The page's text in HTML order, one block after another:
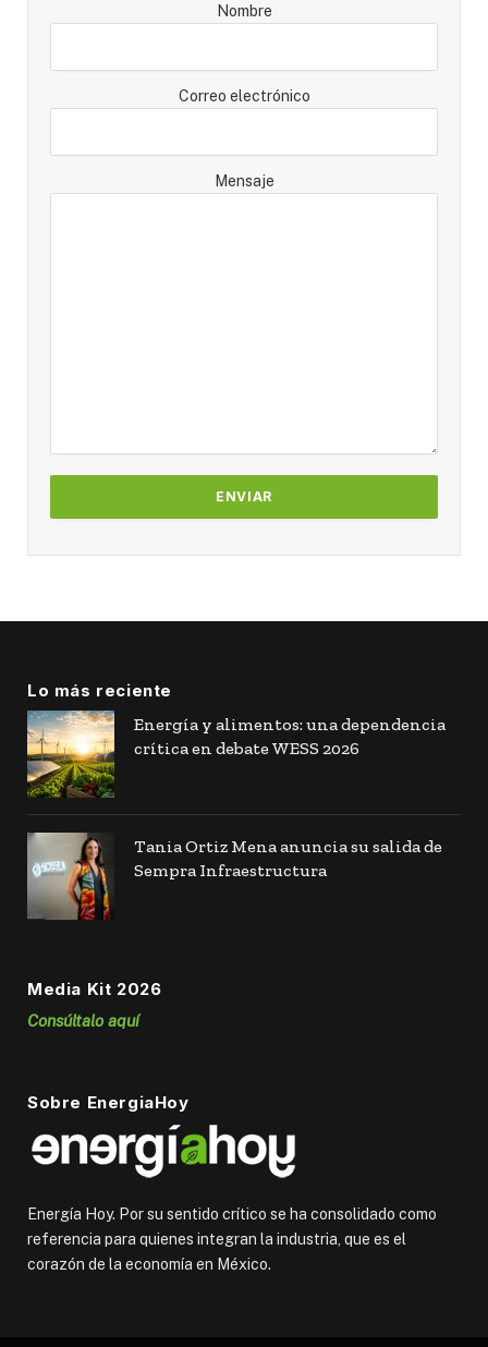
Nombre
Correo electrónico
Mensaje
Lo más reciente
Energía y alimentos: una dependencia
crítica en debate WESS 2026
Tania Ortiz Mena anuncia su salida de
Sempra Infraestructura
Media Kit 2026
Consúltalo aquí
Sobre EnergiaHoy
Energía Hoy. Por su sentido crítico se ha consolidado como
referencia para quienes integran la industria, que es el
corazón de la economía en México.